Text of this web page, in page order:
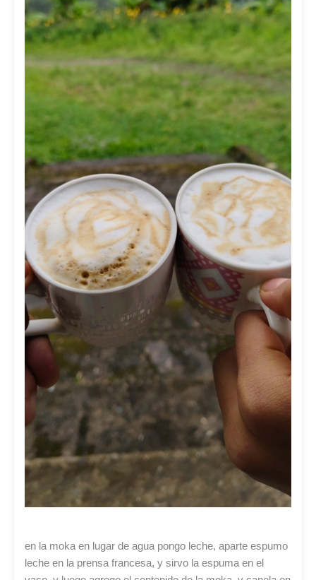
en la moka en lugar de agua pongo leche, aparte espumo
leche en la prensa francesa, y sirvo la espuma en el